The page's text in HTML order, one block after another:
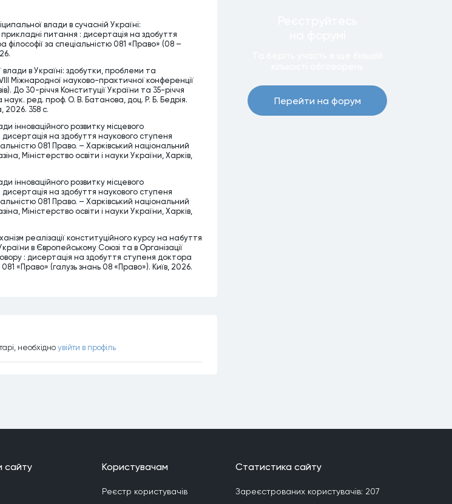
влади в сучасній Україні:
питання : дисертація на здобуття
за спеціальністю 081 «Право» (08 –
влади в Україні: здобутки, проблеми та
Міжнародної науково-практичної конференції
До 30-річчя Конституції України та 35-річчя
ред. проф. О. В. Батанова, доц. Р. Б. Бедрія.
2026. 358 с.
інноваційного розвитку місцевого
дисертація на здобуття наукового ступеня
081 Право. – Харківський національний
Міністерство освіти і науки України, Харків,
інноваційного розвитку місцевого
дисертація на здобуття наукового ступеня
081 Право. – Харківський національний
Міністерство освіти і науки України, Харків,
реалізації конституційного курсу на набуття
в Європейському Союзі та в Організації
: дисертація на здобуття ступеня доктора
081 «Право» (галузь знань 08 «Право»). Київ, 2026.
необхiдно увiйти в профiль
Перейти на форум
сайту Користувачам
Реєстр користувачiв
Статистика сайту
Зареєстрованих користувачiв: 207